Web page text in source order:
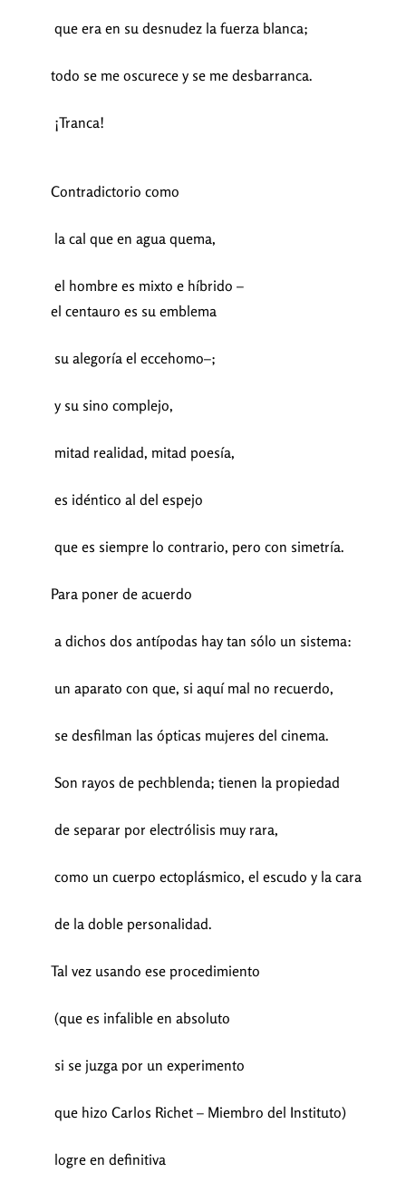
que era en su desnudez la fuerza blanca;
todo se me oscurece y se me desbarranca.
¡Tranca!
Contradictorio como
la cal que en agua quema,
el hombre es mixto e híbrido –
el centauro es su emblema
su alegoría el eccehomo–;
y su sino complejo,
mitad realidad, mitad poesía,
es idéntico al del espejo
que es siempre lo contrario, pero con simetría.
Para poner de acuerdo
a dichos dos antípodas hay tan sólo un sistema:
un aparato con que, si aquí mal no recuerdo,
se desfilman las ópticas mujeres del cinema.
Son rayos de pechblenda; tienen la propiedad
de separar por electrólisis muy rara,
como un cuerpo ectoplásmico, el escudo y la cara
de la doble personalidad.
Tal vez usando ese procedimiento
(que es infalible en absoluto
si se juzga por un experimento
que hizo Carlos Richet – Miembro del Instituto)
logre en definitiva